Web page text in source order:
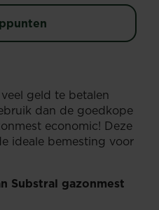
geld te betalen
dan de goedkope
economic! Deze
ideale bemesting voor
Substral gazonmest